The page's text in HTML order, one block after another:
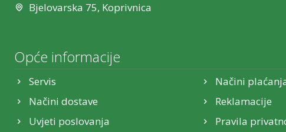
Bjelovarska 75, Koprivnica
Opće informacije
Servis
Načini
Načini dostave
Reklamacije
Uvjeti poslovanja
Pravila